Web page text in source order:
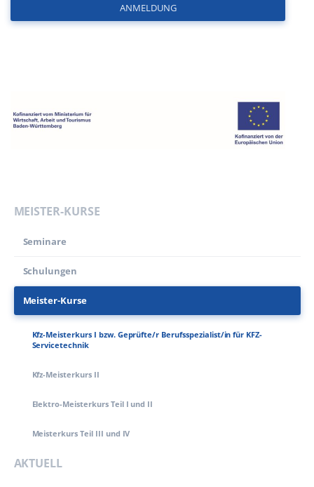
ANMELDUNG
MEISTER-KURSE
Seminare
Schulungen
Meister-Kurse
Kfz-Meisterkurs I bzw. Geprüfte/r Berufsspezialist/in für KFZ-
Servicetechnik
Kfz-Meisterkurs II
Elektro-Meisterkurs Teil I und II
Meisterkurs Teil III und IV
AKTUELL